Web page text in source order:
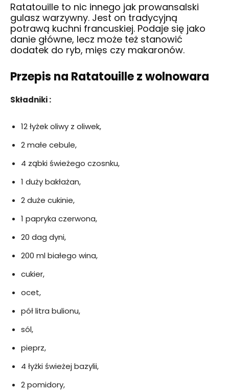
Ratatouille to nic innego jak prowansalski
gulasz warzywny. Jest on tradycyjną
potrawą kuchni francuskiej. Podaje się jako
danie główne, lecz może też stanowić
dodatek do ryb, mięs czy makaronów.
Przepis na Ratatouille z wolnowara
Składniki :
12 łyżek oliwy z oliwek,
2 małe cebule,
4 ząbki świeżego czosnku,
1 duży bakłażan,
2 duże cukinie,
1 papryka czerwona,
20 dag dyni,
200 ml białego wina,
cukier,
ocet,
pół litra bulionu,
sól,
pieprz,
4 łyżki świeżej bazylii,
2 pomidory,